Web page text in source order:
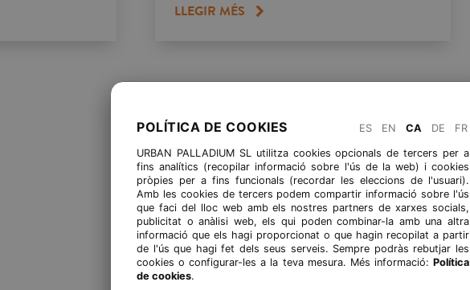
LLEGIR MÉS
ES EN CA DE FR
POLÍTICA DE COOKIES
URBAN PALLADIUM SL utilitza cookies opcionals de tercers per a
fins analítics (recopilar informació sobre l'ús de la web) i cookies
pròpies per a fins funcionals (recordar les eleccions de l'usuari).
Amb les cookies de tercers podem compartir informació sobre l'ús
que faci del lloc web amb els nostres partners de xarxes socials,
publicitat o anàlisi web, els qui poden combinar-la amb una altra
informació que els hagi proporcionat o que hagin recopilat a partir
de l'ús que hagi fet dels seus serveis. Sempre podràs rebutjar les
cookies o configurar-les a la teva mesura. Més informació: Política
de cookies.